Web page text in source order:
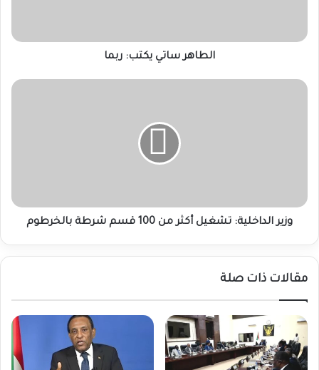
الطاهر ساتي يكتب: ربما
وزير
بالخرطوم
وزير الداخلية: تشغيل أكثر من 100 قسم شرطة بالخرطوم
مقالات ذات صلة